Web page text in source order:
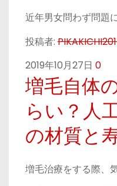
近年男女問わず問題
投稿者:
2019年10月27日 0
増毛自体
らい？人
の材質と
増毛治療をする際、